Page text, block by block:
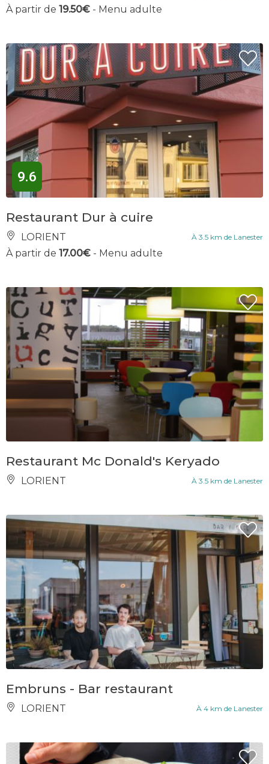
À partir de 19.50€ - Menu adulte
9.6
Restaurant Dur à cuire
LORIENT À 3.5 km de Lanester
À partir de 17.00€ - Menu adulte
Restaurant Mc Donald's Keryado
LORIENT À 3.5 km de Lanester
Embruns - Bar restaurant
LORIENT À 4 km de Lanester